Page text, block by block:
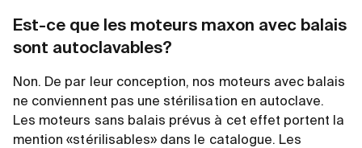
Est-ce que les moteurs maxon avec balais
sont autoclavables?
Non. De par leur conception, nos moteurs avec balais
ne conviennent pas une stérilisation en autoclave.
Les moteurs sans balais prévus à cet effet portent la
mention «stérilisables» dans le catalogue. Les